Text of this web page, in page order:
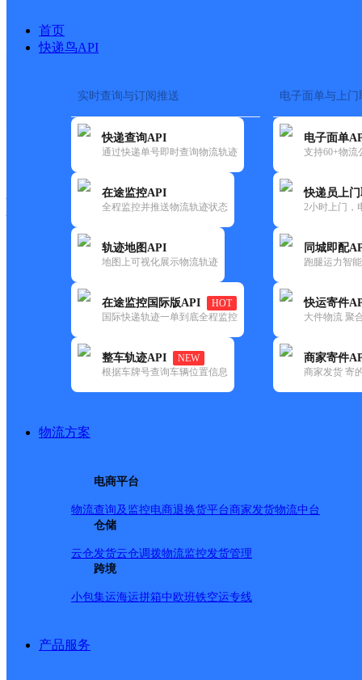
首页
快递鸟API
实时查询与订阅推送
快递查询API
通过快递单号即时查询物流轨迹
在途监控API
全程监控并推送物流轨迹状态
轨迹地图API
地图上可视化展示物流轨迹
在途监控国际版API
HOT
国际快递轨迹一单到底全程监控
整车轨迹API
NEW
根据车牌号查询车辆位置信息
电子面单与上门
电子面单
支持60+物流
快递员上
2小时上门，
同城即配
跑腿运力智
快运寄件
大件物流 聚
商家寄件
商家发货 寄
物流方案
电商平台
物流查询及监控电商退换货平台商家发货物流中台
仓储
云仓发货云仓调拨物流监控发货管理
跨境
小包集运海运拼箱中欧班铁空运专线
产品服务
快运大全 快递时效
顺丰
姚美银
更新时间：2021-11-26 00:00:00
所属快递：顺丰速运
所属区域：福建省-福州市-闽清县
网点地址：金沙街鑫源电脑店（预计2小时后到达）
网点负责人：